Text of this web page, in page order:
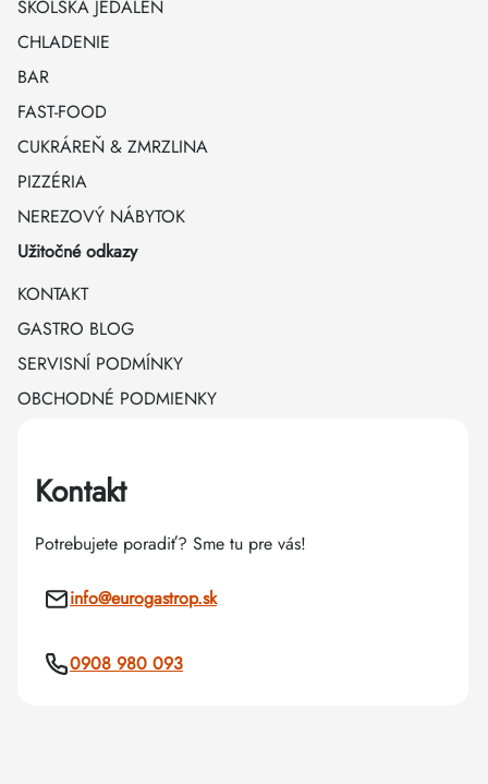
ŠKOLSKÁ JEDÁLEŇ
CHLADENIE
BAR
FAST-FOOD
CUKRÁREŇ & ZMRZLINA
PIZZÉRIA
NEREZOVÝ NÁBYTOK
Užitočné odkazy
KONTAKT
GASTRO BLOG
SERVISNÍ PODMÍNKY
OBCHODNÉ PODMIENKY
Kontakt
Potrebujete poradiť? Sme tu pre vás!
info@eurogastrop.sk
0908 980 093